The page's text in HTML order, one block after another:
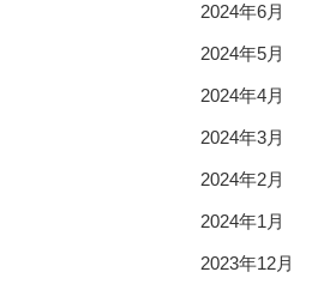
2024年6月
2024年5月
2024年4月
2024年3月
2024年2月
2024年1月
2023年12月